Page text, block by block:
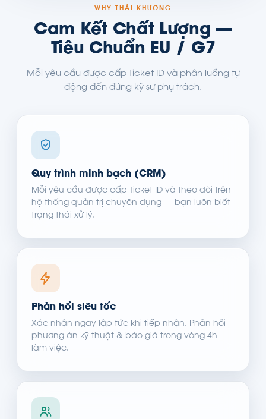
WHY THÁI KHƯƠNG
Cam Kết Chất Lượng —
Tiêu Chuẩn EU / G7
Mỗi yêu cầu được cấp Ticket ID và phân luồng tự
động đến đúng kỹ sư phụ trách.
Quy trình minh bạch (CRM)
Mỗi yêu cầu được cấp Ticket ID và theo dõi trên
hệ thống quản trị chuyên dụng — bạn luôn biết
trạng thái xử lý.
Phản hồi siêu tốc
Xác nhận ngay lập tức khi tiếp nhận. Phản hồi
phương án kỹ thuật & báo giá trong vòng 4h
làm việc.